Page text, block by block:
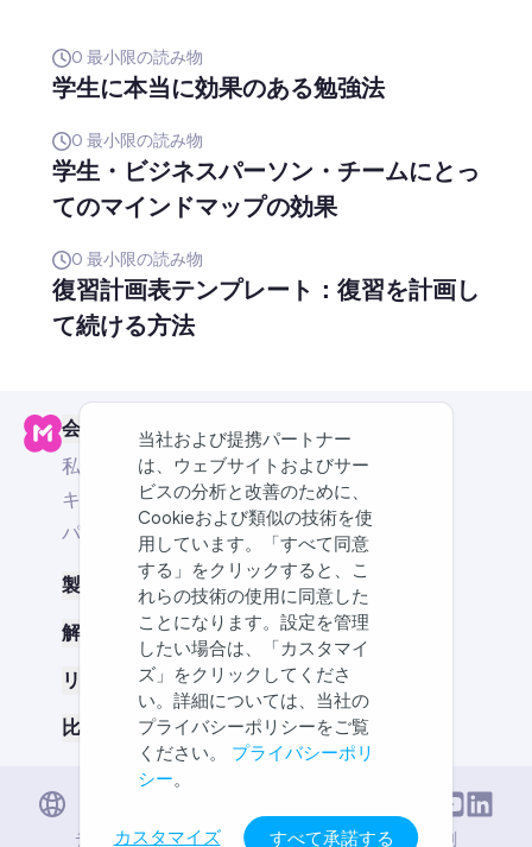
0 最小限の読み物
学生に本当に効果のある勉強法
0 最小限の読み物
学生・ビジネスパーソン・チームにとっ
てのマインドマップの効果
0 最小限の読み物
復習計画表テンプレート：復習を計画し
て続ける方法
会社
私たちについて
キャリア
パートナー
製品
解決策
リソース
比較：MindMeister vs
English
Deutsch
デジタルサービス法 コンプライアンス利用規約 印刷
当社および提携パートナー
は、ウェブサイトおよびサー
ビスの分析と改善のために、
Cookieおよび類似の技術を使
用しています。「すべて同意
する」をクリックすると、こ
れらの技術の使用に同意した
ことになります。設定を管理
したい場合は、「カスタマイ
ズ」をクリックしてくださ
い。詳細については、当社の
プライバシーポリシーをご覧
ください。 プライバシーポリ
シー。
カスタマイズ すべて承諾する